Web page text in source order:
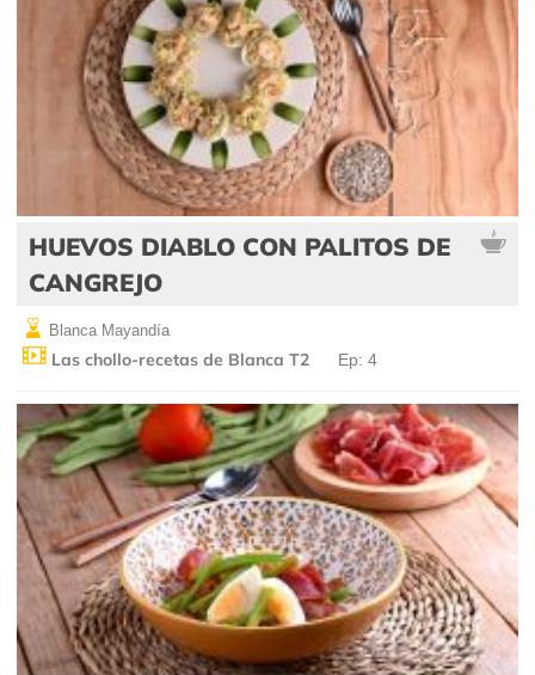
HUEVOS DIABLO CON PALITOS DE
CANGREJO
Blanca Mayandía
Las chollo-recetas de Blanca T2 Ep: 4